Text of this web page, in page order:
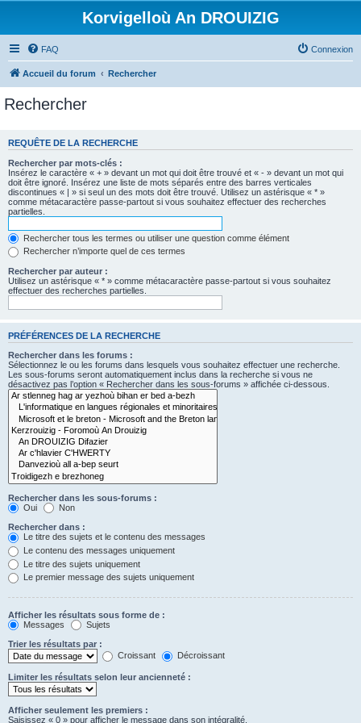
Korvigelloù An DROUIZIG
FAQ Connexion
Accueil du forum Rechercher
Rechercher
REQUÊTE DE LA RECHERCHE
Rechercher par mots-clés :
Insérez le caractère « + » devant un mot qui doit être trouvé et « - » devant un mot qui
doit être ignoré. Insérez une liste de mots séparés entre des barres verticales
discontinues « | » si seul un des mots doit être trouvé. Utilisez un astérisque « * »
comme métacaractère passe-partout si vous souhaitez effectuer des recherches
partielles.
Rechercher tous les termes ou utiliser une question comme élément
Rechercher n’importe quel de ces termes
Rechercher par auteur :
Utilisez un astérisque « * » comme métacaractère passe-partout si vous souhaitez
effectuer des recherches partielles.
PRÉFÉRENCES DE LA RECHERCHE
Rechercher dans les forums :
Sélectionnez le ou les forums dans lesquels vous souhaitez effectuer une recherche.
Les sous-forums seront automatiquement inclus dans la recherche si vous ne
désactivez pas l’option « Rechercher dans les sous-forums » affichée ci-dessous.
Rechercher dans les sous-forums :
Oui
Non
Rechercher dans :
Le titre des sujets et le contenu des messages
Le contenu des messages uniquement
Le titre des sujets uniquement
Le premier message des sujets uniquement
Afficher les résultats sous forme de :
Messages
Sujets
Trier les résultats par :
Croissant
Décroissant
Limiter les résultats selon leur ancienneté :
Afficher seulement les premiers :
Saisissez « 0 » pour afficher le message dans son intégralité.